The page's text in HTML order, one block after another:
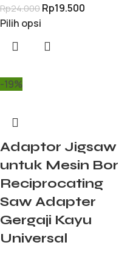
Rp24.000 Rp19.500
Pilih opsi
-19%
Adaptor Jigsaw
untuk Mesin Bor
Reciprocating
Saw Adapter
Gergaji Kayu
Universal